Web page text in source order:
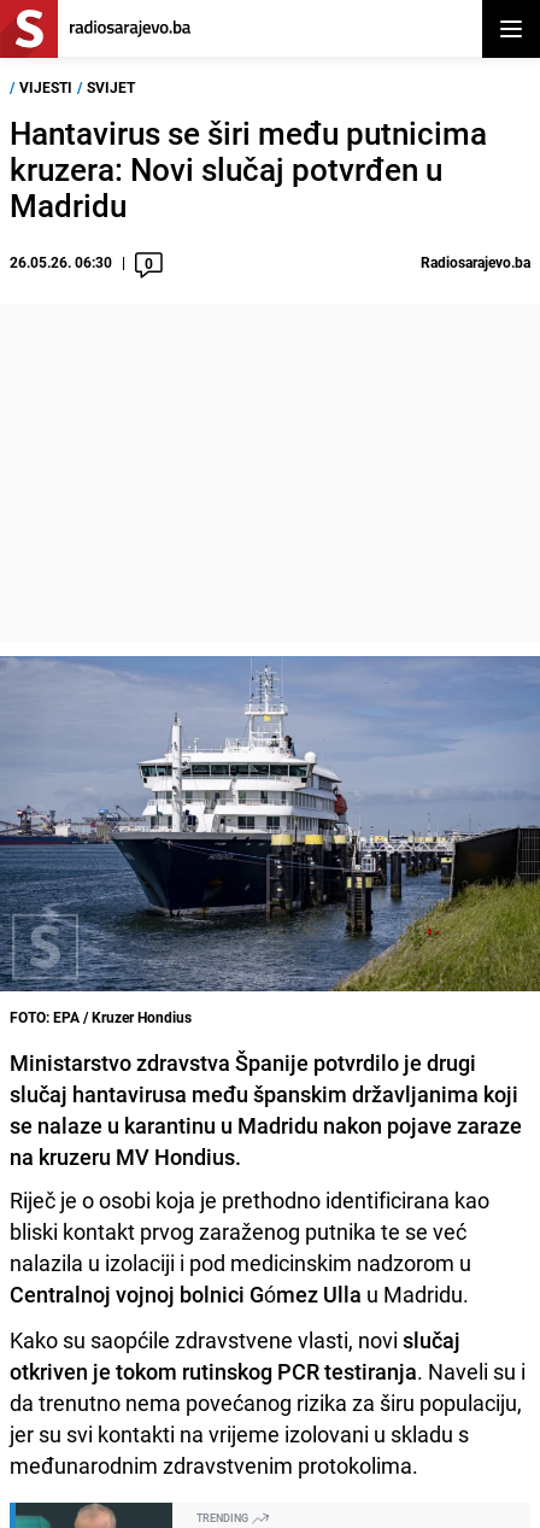
/ VIJESTI / SVIJET
Hantavirus se širi među putnicima
kruzera: Novi slučaj potvrđen u
Madridu
26.05.26. 06:30 0 Radiosarajevo.ba
FOTO: EPA / Kruzer Hondius
Ministarstvo zdravstva Španije potvrdilo je drugi
slučaj hantavirusa među španskim državljanima koji
se nalaze u karantinu u Madridu nakon pojave zaraze
na kruzeru MV Hondius.
Riječ je o osobi koja je prethodno identificirana kao
bliski kontakt prvog zaraženog putnika te se već
nalazila u izolaciji i pod medicinskim nadzorom u
Centralnoj vojnoj bolnici Gómez Ulla u Madridu.
Kako su saopćile zdravstvene vlasti, novi slučaj
otkriven je tokom rutinskog PCR testiranja. Naveli su i
da trenutno nema povećanog rizika za širu populaciju,
jer su svi kontakti na vrijeme izolovani u skladu s
međunarodnim zdravstvenim protokolima.
TRENDING